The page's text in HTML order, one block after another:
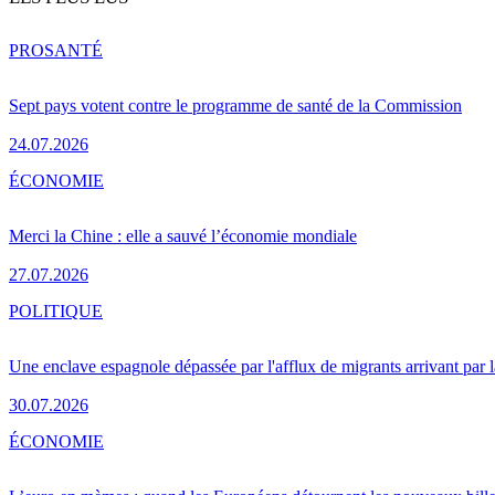
Sept pays votent contre le programme de santé de la Commission
24.07.2026
PROSANTÉ
Merci la Chine : elle a sauvé l’économie mondiale
27.07.2026
ÉCONOMIE
Une enclave espagnole dépassée par l'afflux de migrants arrivant par
30.07.2026
POLITIQUE
ÉCONOMIE